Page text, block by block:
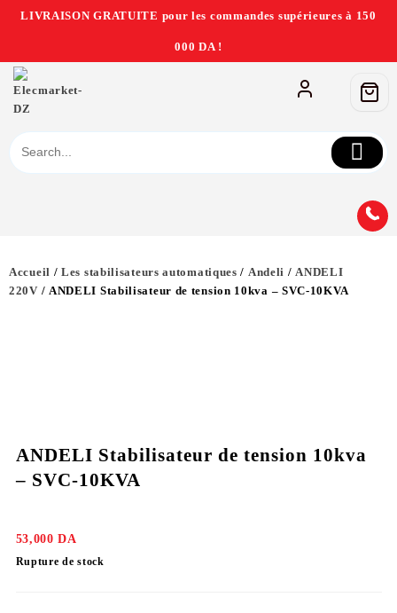
LIVRAISON GRATUITE pour les commandes supérieures à 150
000 DA !
Accueil /Les stabilisateurs automatiques / Andeli / ANDELI
220V/ ANDELI Stabilisateur de tension 10kva – SVC-10KVA
ANDELI Stabilisateur de tension 10kva
– SVC-10KVA
53,000DA
Rupture de stock